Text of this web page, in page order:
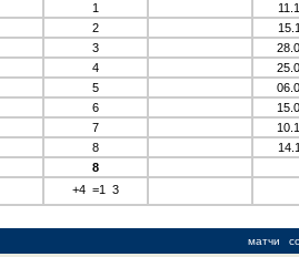
1
2
3
4
5
6
7
8
8
+4 =1 3
матчи